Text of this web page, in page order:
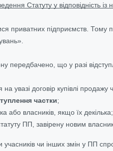
Статуту у відповідність
приватних підприємств. Тому
передбачено, що у разі
на увазі договір купівлі
частки;
або власників, якщо їх декілька;
ПП, завірену новим
чи інших змін у ПП